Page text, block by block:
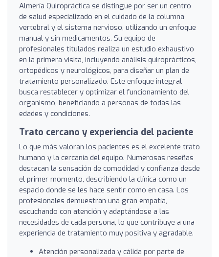
Almería Quiropráctica se distingue por ser un centro
de salud especializado en el cuidado de la columna
vertebral y el sistema nervioso, utilizando un enfoque
manual y sin medicamentos. Su equipo de
profesionales titulados realiza un estudio exhaustivo
en la primera visita, incluyendo análisis quiroprácticos,
ortopédicos y neurológicos, para diseñar un plan de
tratamiento personalizado. Este enfoque integral
busca restablecer y optimizar el funcionamiento del
organismo, beneficiando a personas de todas las
edades y condiciones.
Trato cercano y experiencia del paciente
Lo que más valoran los pacientes es el excelente trato
humano y la cercanía del equipo. Numerosas reseñas
destacan la sensación de comodidad y confianza desde
el primer momento, describiendo la clínica como un
espacio donde se les hace sentir como en casa. Los
profesionales demuestran una gran empatía,
escuchando con atención y adaptándose a las
necesidades de cada persona, lo que contribuye a una
experiencia de tratamiento muy positiva y agradable.
Atención personalizada y cálida por parte de